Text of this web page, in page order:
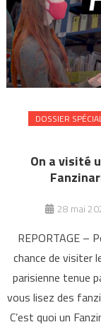
DOSSIER
On a visité
28 mai
REPORTAGE –
chance de visiter
parisienne tenue
vous lisez des
C’est quoi un